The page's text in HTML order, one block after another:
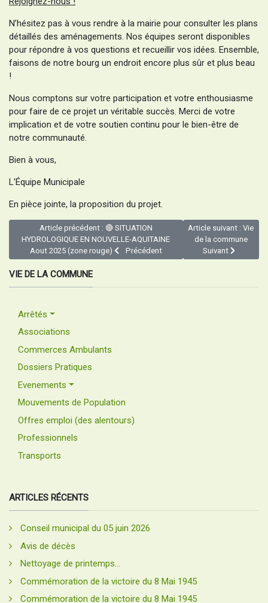
N’hésitez pas à vous rendre à la mairie pour consulter les plans
détaillés des aménagements. Nos équipes seront disponibles
pour répondre à vos questions et recueillir vos idées. Ensemble,
faisons de notre bourg un endroit encore plus sûr et plus beau
!
Nous comptons sur votre participation et votre enthousiasme
pour faire de ce projet un véritable succès. Merci de votre
implication et de votre soutien continu pour le bien-être de
notre communauté.
Bien à vous,
L'Équipe Municipale
En pièce jointe, la proposition du projet.
Article précédent : 🔴 SITUATION
HYDROLOGIQUE EN NOUVELLE-AQUITAINE
Aout 2025 (zone rouge)
Précédent
Article suivant : Vie
de la commune
Suivant
VIE DE LA COMMUNE
Arrêtés
Associations
Commerces Ambulants
Dossiers Pratiques
Evenements
Mouvements de Population
Offres emploi (des alentours)
Professionnels
Transports
ARTICLES RÉCENTS
Conseil municipal du 05 juin 2026
Avis de décès
Nettoyage de printemps...
Commémoration de la victoire du 8 Mai 1945
Commémoration de la victoire du 8 Mai 1945